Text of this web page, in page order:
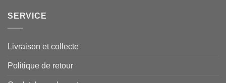
SERVICE
Livraison et collecte
Politique de retour